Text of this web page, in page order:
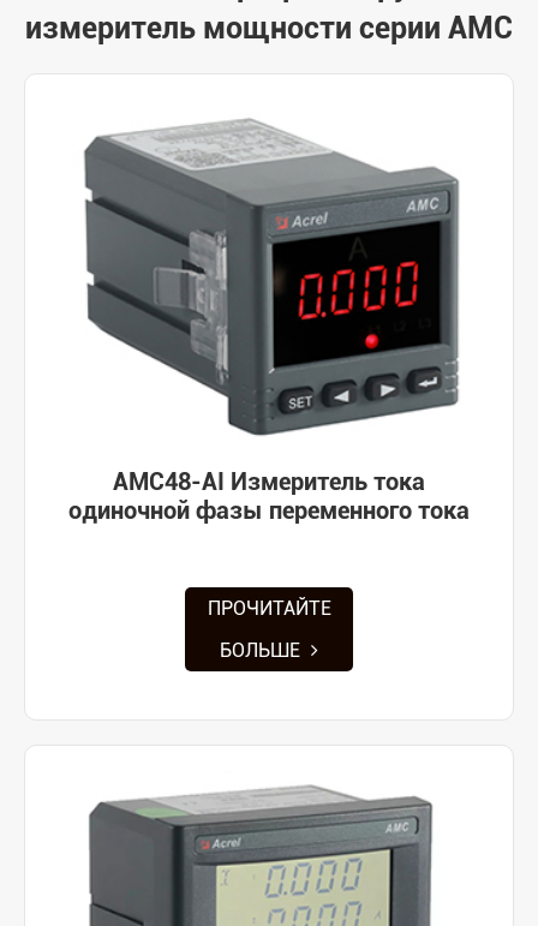
измеритель мощности серии AMC
AMC48-AI Измеритель тока
одиночной фазы переменного тока
ПРОЧИТАЙТЕ
БОЛЬШЕ